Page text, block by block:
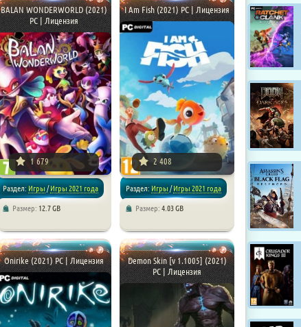
BALAN WONDERWORLD (2021)
PC | Лицензия
1 679
Раздел: Игры/Игры 2021 года
Размер: 12.7 GB
I Am Fish (2021) PC | Лицензия
2 408
Раздел: Игры/Игры 2021 года
Размер: 4.03 GB
Onirike (2021) PC | Лицензия
Demon Skin [v 1.1005] (2021)
PC | Лицензия